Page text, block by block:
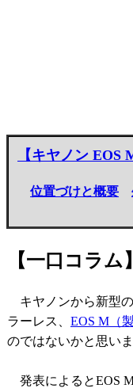
【キヤノン EOS
位置づけと概要
【一口コラ
キヤノンから新型
ラーレス、 EOS M（
のではないかと思いま
発表によるとEOS